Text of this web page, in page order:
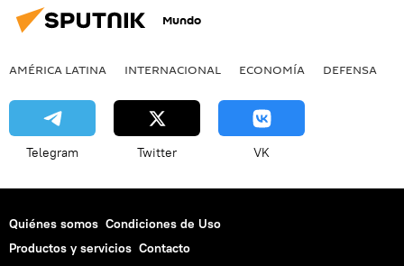
Mundo
AMÉRICA LATINA INTERNACIONAL ECONOMÍA DEFENSA
Telegram Twitter VK
Quiénes somos Condiciones de Uso
Productos y servicios Contacto